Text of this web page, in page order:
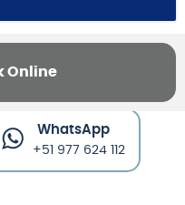
Online
WhatsApp
+51 977 624 112